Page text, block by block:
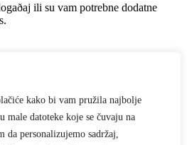
kako bi vam pružila najbolje
male datoteke koje se čuvaju na
da personalizujemo sadržaj,
ili su vam potrebne dodatne